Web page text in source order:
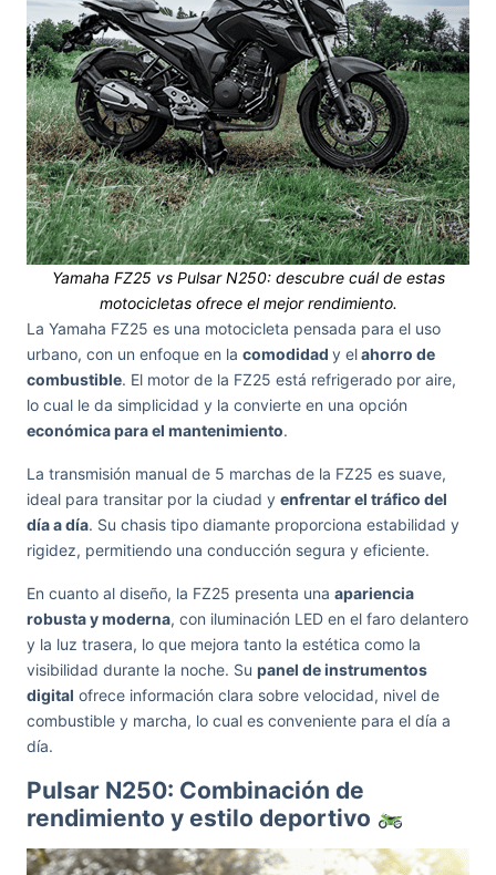
Yamaha FZ25 vs Pulsar N250: descubre cuál de estas
motocicletas ofrece el mejor rendimiento.
La Yamaha FZ25 es una motocicleta pensada para el uso
urbano, con un enfoque en la comodidad y elahorro de
combustible. El motor de la FZ25 está refrigerado por aire,
lo cual le da simplicidad y la convierte en una opción
económica para el mantenimiento.
La transmisión manual de 5 marchas de la FZ25 es suave,
ideal para transitar por la ciudad y enfrentar el tráfico del
día a día. Su chasis tipo diamante proporciona estabilidad y
rigidez, permitiendo una conducción segura y eficiente.
En cuanto al diseño, la FZ25 presenta una apariencia
robusta y moderna, con iluminación LED en el faro delantero
y la luz trasera, lo que mejora tanto la estética como la
visibilidad durante la noche. Su panel de instrumentos
digital ofrece información clara sobre velocidad, nivel de
combustible y marcha, lo cual es conveniente para el día a
día.
Pulsar N250: Combinación de
rendimiento y estilo deportivo